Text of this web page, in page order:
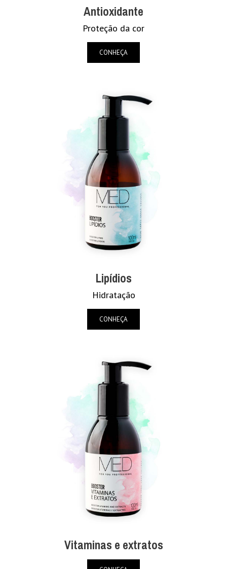
Antioxidante
Proteção da cor
CONHEÇA
Lipídios
Hidratação
CONHEÇA
Vitaminas e extratos